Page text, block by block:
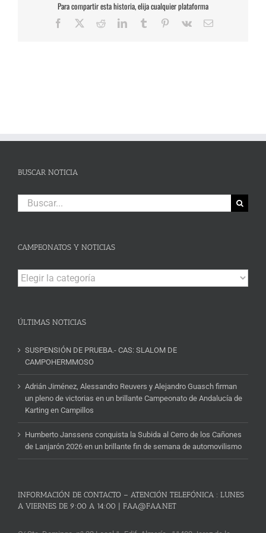
Para compartir esta historia, elija cualquier plataforma
Facebook RedditLinkedInTumblr Pinterest
Vk
Correo
BUSCAR NOTICIA
Buscar:
CAMPEONATOS Y NOTICIAS
Campeonatos
y
ÚLTIMAS NOTICIAS
SUSPENSIÓN DE PRUEBA.- CAS: SLALOM DE
CAMPOHERMMOSO
Adrián Jiménez, Alessandro Reuvers y Alejandro Guasch firman
un pleno de victorias en un brillante Campeonato de Andalucía de
Karting en Campillos
Humberto Janssens conquista la Subida al Cerro de los Cañones
de Lanjarón 2026 en un brillante fin de semana de automovilismo
INFORMACIÓN DE CONTACTO – ATENCIÓN TELEFÓNICA : LUNES
A VIERNES DE 9:00 A 14:00 | FAA@FAA.NET